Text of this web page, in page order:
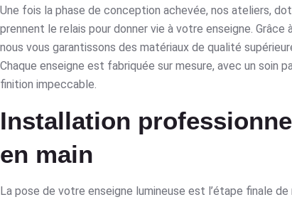
Une fois la phase de conception achevée, nos ateliers,
prennent le relais pour donner vie à votre enseigne. Grâce
nous vous garantissons des matériaux de qualité
Chaque enseigne est fabriquée sur mesure, avec un soin
finition impeccable.
Installation
en main
La pose de votre enseigne lumineuse est l’étape finale